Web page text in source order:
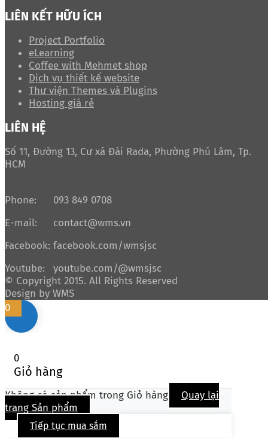
LIÊN KẾT HỮU ÍCH
Project Portfolio
eLearning
Coffee with Mehmet shop
Dịch vụ thiết kế website
Thư viện Themes và Plugins
Hosting giá rẻ
LIÊN HỆ
Số 11, Đường 13, Cư xá Đài Rada, Phường Phú Lâm, Tp.
HCM
Phone:
093 849 0708
E-mail:
contact@wms.vn
Facebook: facebook.com/wmsjsc
Youtube:
youtube.com/@wmsjsc
© Copyright 2015. All Rights Reserved
Design by WMS
0
0
Giỏ hàng
Không có sản phẩm trong Giỏ hàng
Quay lại
trang Sản phẩm
Tiếp tục mua sắm